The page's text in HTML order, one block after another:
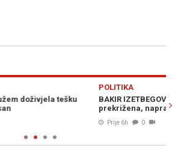
U POBJEDU SDA: "Trojka je
samo belaj"